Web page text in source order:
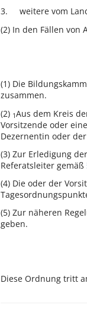
weitere vom
(2) In den Fällen von
(1) Die
zusammen.
(2) 1Aus dem Kreis
Vorsitzende oder
Dezernentin oder
(3) Zur Erledigung
Referatsleiter gemäß
(4) Die oder der
(5) Zur näheren
geben.
Diese Ordnung tritt